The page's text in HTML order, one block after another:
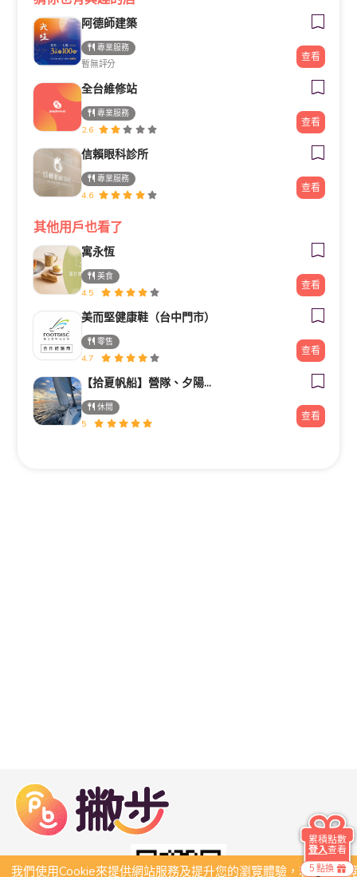
阿德師建築
專業服務
暫無評分
查看
全台維修站
專業服務
2.6
查看
信賴眼科診所
專業服務
4.6
查看
其他用戶也看了
寓永恆
美食
4.5
查看
美而堅健康鞋（台中門市）
零售
4.7
查看
【拾夏帆船】營隊、夕陽團、包船、客製化帆船體驗（預約制）
休閒
5
查看
我們使用Cookie來提供網站服務及提升您的瀏覽體驗，若繼續瀏
5 點換
累積點數
登入查看